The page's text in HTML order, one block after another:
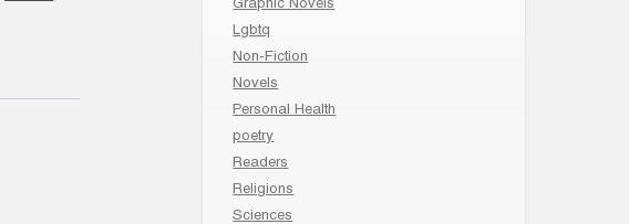
Graphic Novels
Lgbtq
Non-Fiction
Novels
Personal Health
poetry
Readers
Religions
Sciences